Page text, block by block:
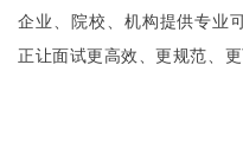
企业、院校、机构提供专业
正让面试更高效、更规范、更